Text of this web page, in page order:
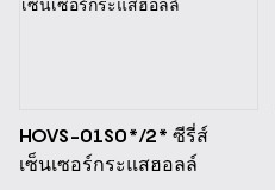
HOVS-01S0*/2* ซีรี่ส์
เซ็นเซอร์กระแสฮอลล์